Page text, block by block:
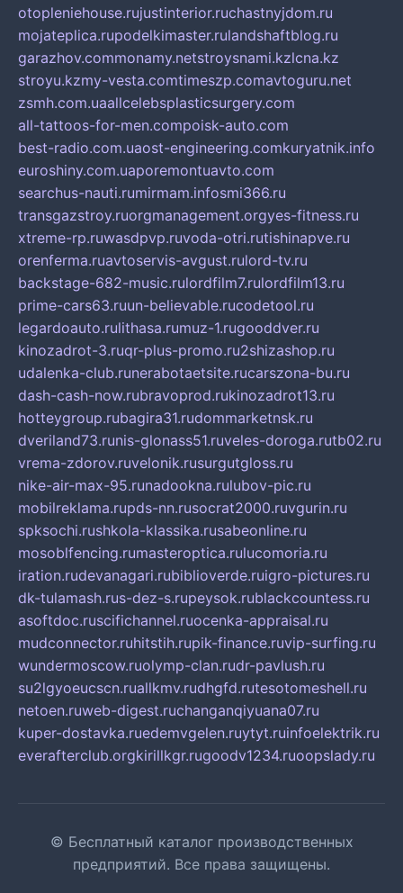
otopleniehouse.rujustinterior.ruchastnyjdom.ru
mojateplica.rupodelkimaster.rulandshaftblog.ru
garazhov.commonamy.netstroysnami.kzlcna.kz
stroyu.kzmy-vesta.comtimeszp.comavtoguru.net
zsmh.com.uaallcelebsplasticsurgery.com
all-tattoos-for-men.compoisk-auto.com
best-radio.com.uaost-engineering.comkuryatnik.info
euroshiny.com.uaporemontuavto.com
searchus-nauti.rumirmam.infosmi366.ru
transgazstroy.ruorgmanagement.orgyes-fitness.ru
xtreme-rp.ruwasdpvp.ruvoda-otri.rutishinapve.ru
orenferma.ruavtoservis-avgust.rulord-tv.ru
backstage-682-music.rulordfilm7.rulordfilm13.ru
prime-cars63.ruun-believable.rucodetool.ru
legardoauto.rulithasa.rumuz-1.rugooddver.ru
kinozadrot-3.ruqr-plus-promo.ru2shizashop.ru
udalenka-club.runerabotaetsite.rucarszona-bu.ru
dash-cash-now.rubravoprod.rukinozadrot13.ru
hotteygroup.rubagira31.rudommarketnsk.ru
dveriland73.runis-glonass51.ruveles-doroga.rutb02.ru
vrema-zdorov.ruvelonik.rusurgutgloss.ru
nike-air-max-95.runadookna.rulubov-pic.ru
mobilreklama.rupds-nn.rusocrat2000.ruvgurin.ru
spksochi.rushkola-klassika.rusabeonline.ru
mosoblfencing.rumasteroptica.rulucomoria.ru
iration.rudevanagari.rubiblioverde.ruigro-pictures.ru
dk-tulamash.rus-dez-s.rupeysok.rublackcountess.ru
asoftdoc.ruscifichannel.ruocenka-appraisal.ru
mudconnector.ruhitstih.rupik-finance.ruvip-surfing.ru
wundermoscow.ruolymp-clan.rudr-pavlush.ru
su2lgyoeucscn.ruallkmv.rudhgfd.rutesotomeshell.ru
netoen.ruweb-digest.ruchanganqiyuana07.ru
kuper-dostavka.ruedemvgelen.ruytyt.ruinfoelektrik.ru
everafterclub.orgkirillkgr.rugoodv1234.ruoopslady.ru
© Бесплатный каталог производственных
предприятий. Все права защищены.